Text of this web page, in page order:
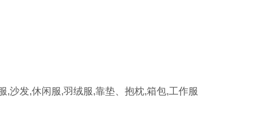
,沙发,休闲服,羽绒服,靠垫、抱枕,箱包,工作服